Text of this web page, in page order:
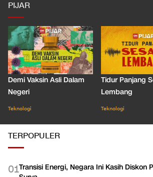
PIJAR
Demi Vaksin Asli Dalam
Negeri
Teknologi
Tidur Panjang
Lembang
Teknologi
TERPOPULER
01Transisi Energi, Negara Ini Kasih Diskon